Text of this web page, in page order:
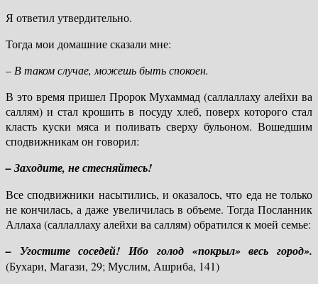
Я ответил утвердительно.
Тогда мои домашние сказали мне:
–В таком случае, можешь быть спокоен.
В это время пришел Пророк Мухаммад (саллаллаху алейхи ва
саллям) и стал крошить в посуду хлеб, поверх которого стал
класть куски мяса и поливать сверху бульоном. Вошедшим
сподвижникам он говорил:
– Заходите, не стесняйтесь!
Все сподвижники насытились, и оказалось, что еда не только
не кончилась, а даже увеличилась в объеме. Тогда Посланник
Аллаха (саллаллаху алейхи ва саллям) обратился к моей семье:
– Угостите соседей! Ибо голод «покрыл» весь город».
(Бухари, Магази, 29; Муслим, Ашриба, 141)